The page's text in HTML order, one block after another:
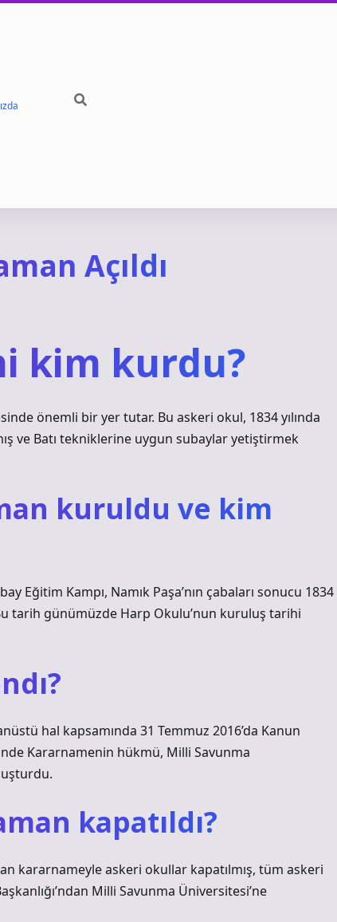
Açıldı
kim kurdu?
önemli bir yer tutar. Bu askeri okul, 1834 yılında
ve Batı tekniklerine uygun subaylar yetiştirmek
kuruldu ve kim
Kampı, Namık Paşa’nın çabaları sonucu 1834
Bu tarih günümüzde Harp Okulu’nun kuruluş tarihi
hal kapsamında 31 Temmuz 2016’da Kanun
Kararnamenin hükmü, Milli Savunma
kapatıldı?
kararnameyle askeri okullar kapatılmış, tüm askeri
Milli Savunma Üniversitesi’ne